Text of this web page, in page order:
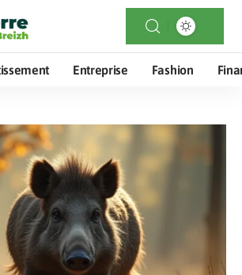
Entreprise Fashion